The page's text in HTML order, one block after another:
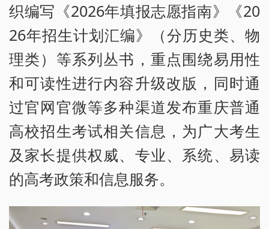
织编写《2026年填报志愿指南》《20
26年招生计划汇编》（分历史类、物
理类）等系列丛书，重点围绕易用性
和可读性进行内容升级改版，同时通
过官网官微等多种渠道发布重庆普通
高校招生考试相关信息，为广大考生
及家长提供权威、专业、系统、易读
的高考政策和信息服务。